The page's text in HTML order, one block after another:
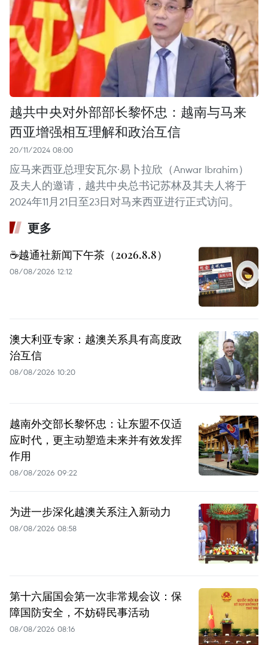
越共中央对外部部长黎怀忠：越南与马来
西亚增强相互理解和政治互信
20/11/2024 08:00
应马来西亚总理安瓦尔·易卜拉欣（Anwar Ibrahim）
及夫人的邀请，越共中央总书记苏林及其夫人将于
2024年11月21日至23日对马来西亚进行正式访问。
更多
☕️越通社新闻下午茶（2026.8.8）
08/08/2026 12:12
澳大利亚专家：越澳关系具有高度政
治互信
08/08/2026 10:20
越南外交部长黎怀忠：让东盟不仅适
应时代，更主动塑造未来并有效发挥
作用
08/08/2026 09:22
为进一步深化越澳关系注入新动力
08/08/2026 08:58
第十六届国会第一次非常规会议：保
障国防安全，不妨碍民事活动
08/08/2026 08:16